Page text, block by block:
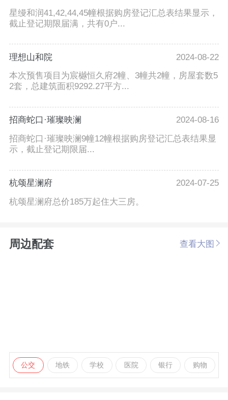
星缦和润41,42,44,45幢根据购房登记汇总表结果显示，
截止登记期限届满，共有0户...
理想山和院
2024-08-22
本次预售项目为宸樾恒久府2幢、3幢共2幢，房屋套数5
2套，总建筑面积9292.27平方...
招商蛇口·璀璨映澜
2024-08-16
招商蛇口·璀璨映澜9幢12幢根据购房登记汇总表结果显
示，截止登记期限届...
杭颂星澜府
2024-07-25
杭颂星澜府总价185万起住大三房。
周边配套 查看大图
公交 地铁 学校 医院 银行 购物